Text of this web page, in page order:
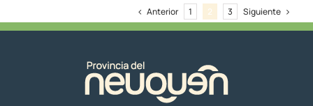
norte
el
08
Anterior 1 2 3 Siguiente